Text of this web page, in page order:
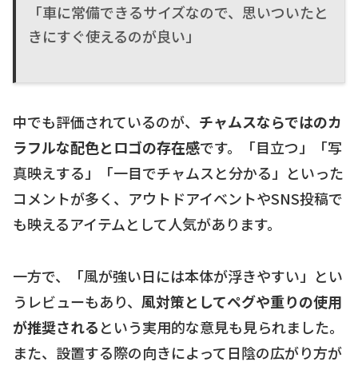
「車に常備できるサイズなので、思いついたと
きにすぐ使えるのが良い」
中でも評価されているのが、 チャムスならではのカ
ラフルな配色とロゴの存在感です。「目立つ」「写
真映えする」「一目でチャムスと分かる」といった
コメントが多く、アウトドアイベントやSNS投稿で
も映えるアイテムとして人気があります。
一方で、「風が強い日には本体が浮きやすい」とい
うレビューもあり、 風対策としてペグや重りの使用
が推奨されるという実用的な意見も見られました。
また、設置する際の向きによって日陰の広がり方が